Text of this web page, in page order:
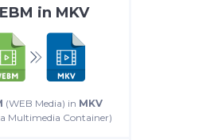
in MKV
(WEB Media) in MKV
Multimedia Container)